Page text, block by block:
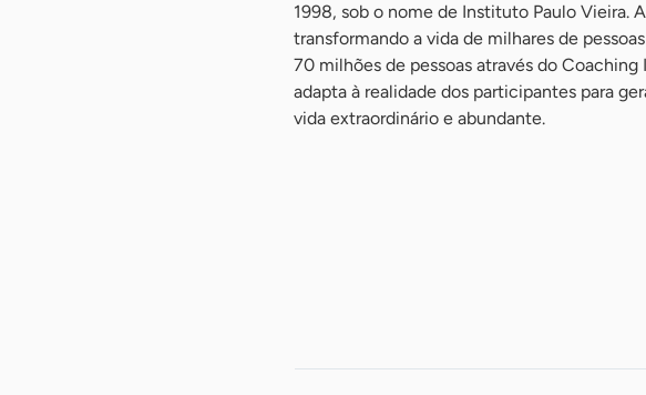
1998, sob o nome de Instituto Paulo Vieira.
transformando a vida de milhares de
70 milhões de pessoas através do
adapta à realidade dos participantes para
vida extraordinário e abundante.